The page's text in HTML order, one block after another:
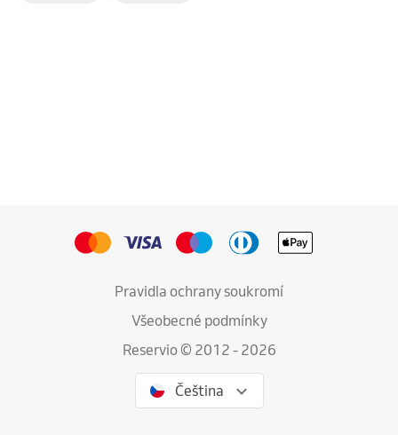
Pravidla ochrany soukromí
Všeobecné podmínky
Reservio © 2012 - 2026
Čeština